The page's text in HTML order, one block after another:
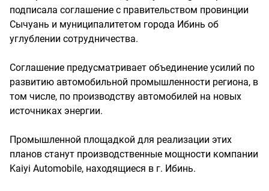
подписала соглашение с правительством провинции
Сычуань и муниципалитетом города Ибинь об
углублении сотрудничества.
Соглашение предусматривает объединение усилий по
развитию автомобильной промышленности региона, в
том числе, по производству автомобилей на новых
источниках энергии.
Промышленной площадкой для реализации этих
планов станут производственные мощности компании
Kaiyi Automobile, находящиеся в г. Ибинь.